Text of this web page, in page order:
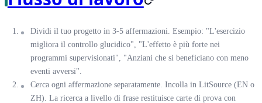
Dividi il tuo progetto in 3-5 affermazioni. Esempio: "L'esercizio
migliora il controllo glucidico", "L'effetto è più forte nei
programmi supervisionati", "Anziani che si beneficiano con meno
eventi avversi".
Cerca ogni affermazione separatamente. Incolla in LitSource (EN o
ZH). La ricerca a livello di frase restituisce carte di prova con